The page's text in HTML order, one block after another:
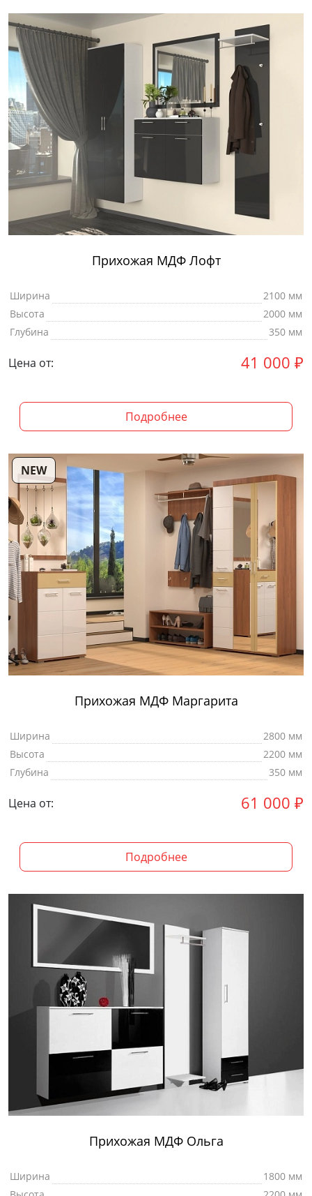
Прихожая МДФ Лофт
Ширина
2100 мм
Высота
2000 мм
Глубина
350 мм
Цена от: 41 000 ₽
Подробнее
NEW
Прихожая МДФ Маргарита
Ширина
2800 мм
Высота
2200 мм
Глубина
350 мм
Цена от: 61 000 ₽
Подробнее
Прихожая МДФ Ольга
Ширина
1800 мм